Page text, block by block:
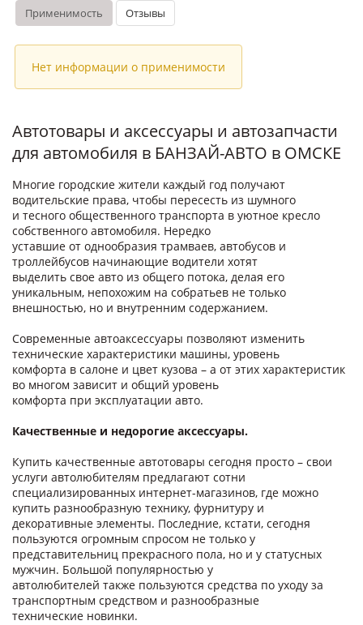
Применимость Отзывы
Нет информации о применимости
Автотовары и аксессуары и автозапчасти
для автомобиля в БАНЗАЙ-АВТО в ОМСКЕ
Многие городские жители каждый год получают
водительские права, чтобы пересесть из шумного
и тесного общественного транспорта в уютное кресло
собственного автомобиля. Нередко
уставшие от однообразия трамваев, автобусов и
троллейбусов начинающие водители хотят
выделить свое авто из общего потока, делая его
уникальным, непохожим на собратьев не только
внешностью, но и внутренним содержанием.
Современные автоаксессуары позволяют изменить
технические характеристики машины, уровень
комфорта в салоне и цвет кузова – а от этих характеристик
во многом зависит и общий уровень
комфорта при эксплуатации авто.
Качественные и недорогие аксессуары.
Купить качественные автотовары сегодня просто – свои
услуги автолюбителям предлагают сотни
специализированных интернет-магазинов, где можно
купить разнообразную технику, фурнитуру и
декоративные элементы. Последние, кстати, сегодня
пользуются огромным спросом не только у
представительниц прекрасного пола, но и у статусных
мужчин. Большой популярностью у
автолюбителей также пользуются средства по уходу за
транспортным средством и разнообразные
технические новинки.